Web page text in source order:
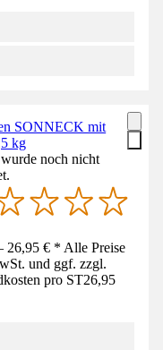
SONNECK mit
kg
noch nicht
26,95 € * Alle Preise
und ggf. zzgl.
pro ST26,95